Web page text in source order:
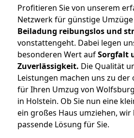
Profitieren Sie von unserem
Netzwerk für günstige
Beiladung reibungslos und
vonstattengeht. Dabei legen
besonderen Wert aufSorgfalt
Zuverlässigkeit. Die Qualität
Leistungen machen uns zu der
für Ihren Umzug von
in Holstein. Ob Sie nun eine
ein großes Haus umziehen, wir
passende Lösung für Sie.